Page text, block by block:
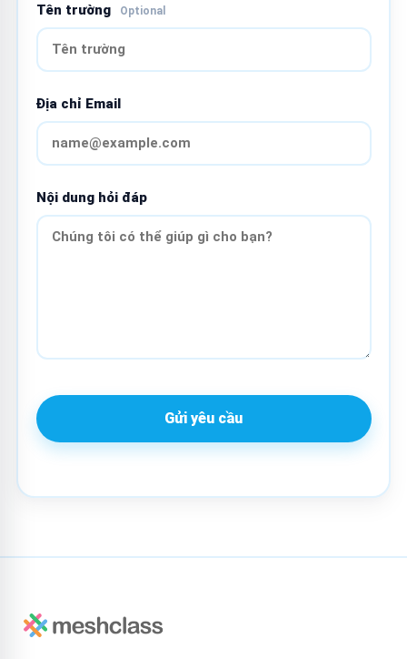
Tên trường Optional
Địa chỉ Email
Nội dung hỏi đáp
Gửi yêu cầu